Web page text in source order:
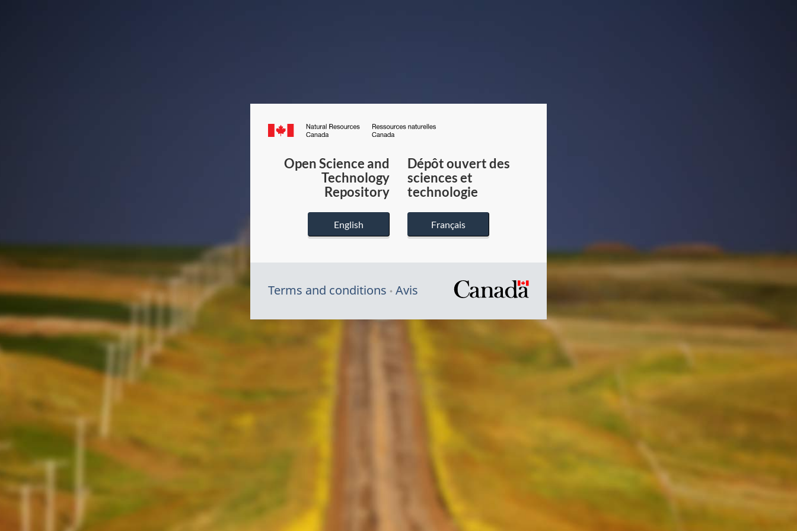
Canada.ca
du
Canada
Open Science and
Technology
Repository
English
Dépôt ouvert des
sciences et
technologie
Français
Terms and conditions Avis
/
Symbole
du
gouvernement
du